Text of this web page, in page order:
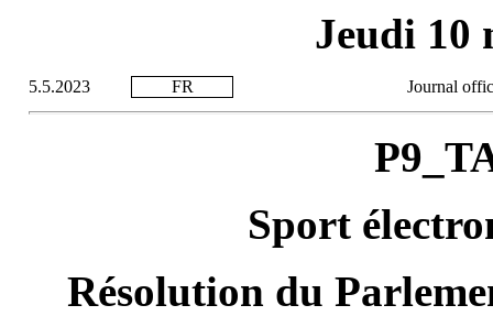
Jeudi 10
5.5.2023 FR Journal
Sport
Résolution du